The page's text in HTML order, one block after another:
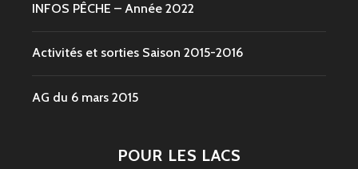
INFOS PÊCHE – Année 2022
Activités et sorties Saison 2015-2016
AG du 6 mars 2015
POUR LES LACS